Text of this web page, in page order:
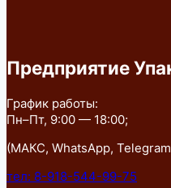
Предприятие
График работы:
Пн–Пт, 9:00 — 18:00;
(МАКС, WhatsApp,
тел: 8-918-544-99-75